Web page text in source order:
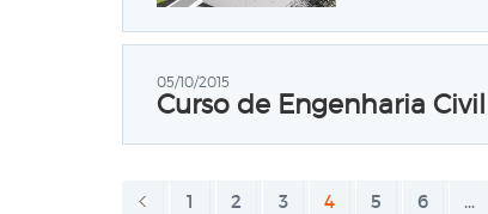
05/10/2015
Curso de Engenharia
1 2 3 4 5 6 …